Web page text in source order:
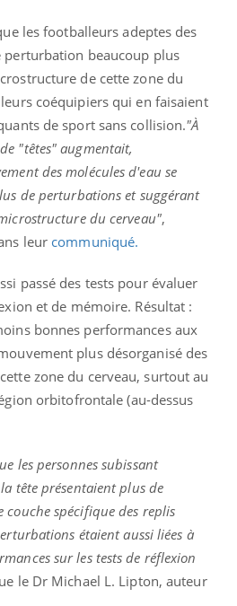
les footballeurs adeptes des
perturbation beaucoup plus
de cette zone du
coéquipiers qui en faisaient
de sport sans collision."À
"têtes" augmentait,
des molécules d'eau se
de perturbations et suggérant
du cerveau",
leur communiqué.
passé des tests pour évaluer
et de mémoire. Résultat :
bonnes performances aux
plus désorganisé des
zone du cerveau, surtout au
orbitofrontale (au-dessus
les personnes subissant
tête présentaient plus de
spécifique des replis
étaient aussi liées à
sur les tests de réflexion
le Dr Michael L. Lipton, auteur